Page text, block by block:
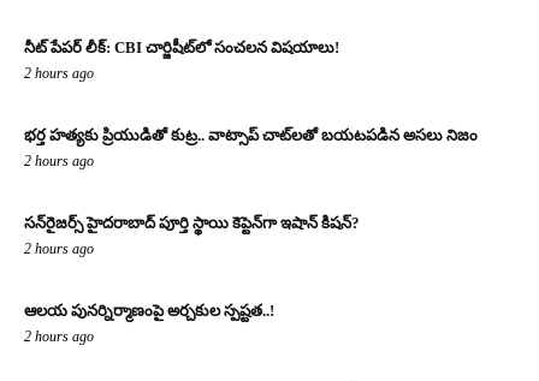
నీట్ పేపర్ లీక్: CBI చార్జిషీట్‌లో సంచలన విషయాలు!
2 hours ago
భర్త హత్యకు ప్రియుడితో కుట్ర.. వాట్సాప్ చాట్‌లతో బయటపడిన అసలు నిజం
2 hours ago
సన్‌రైజర్స్ హైదరాబాద్ పూర్తి స్థాయి కెప్టెన్‌గా ఇషాన్ కిషన్?
2 hours ago
ఆలయ పునర్నిర్మాణంపై అర్చకుల స్పష్టత..!
2 hours ago